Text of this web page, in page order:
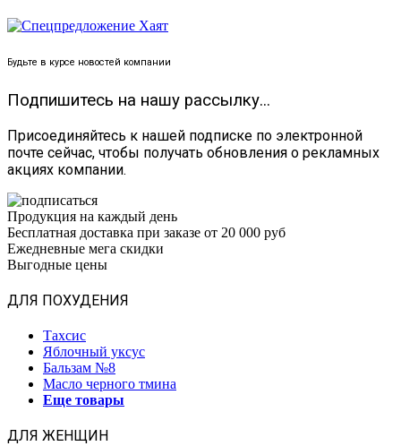
Будьте в курсе новостей компании
Подпишитесь на нашу рассылку...
Присоединяйтесь к нашей подписке по электронной
почте сейчас, чтобы получать обновления о рекламных
акциях компании.
Продукция на каждый день
Бесплатная доставка при заказе от 20 000 руб
Ежедневные мега скидки
Выгодные цены
ДЛЯ ПОХУДЕНИЯ
Тахсис
Яблочный уксус
Бальзам №8
Масло черного тмина
Еще товары
ДЛЯ ЖЕНЩИН